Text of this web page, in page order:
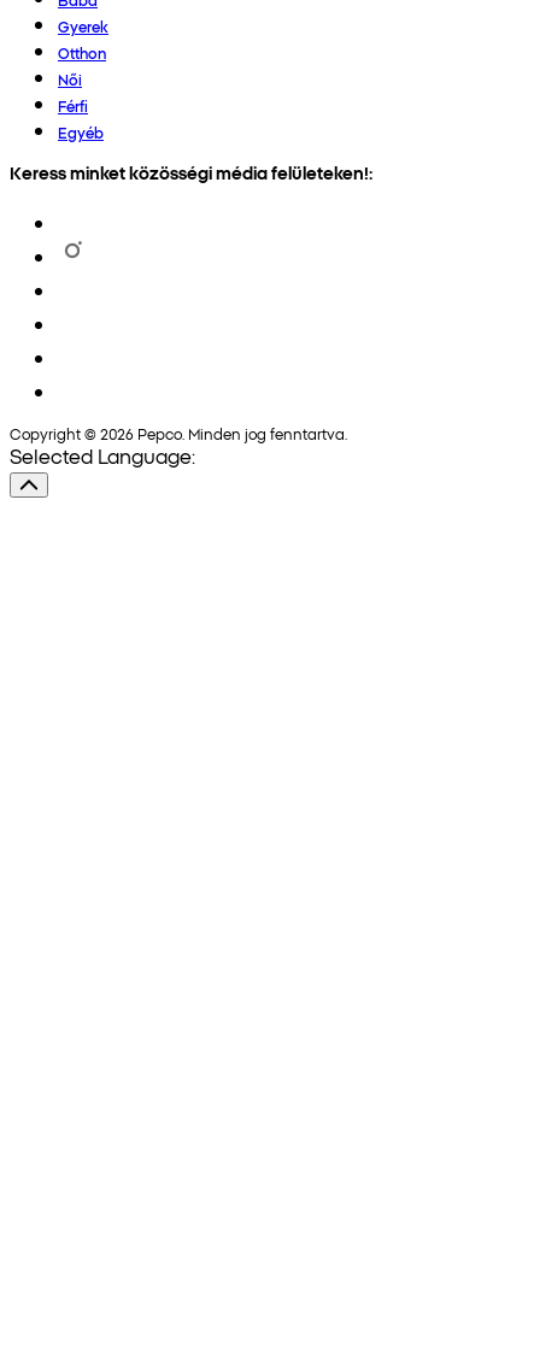
Gyerek
Otthon
Női
Férfi
Egyéb
Keress minket közösségi média felületeken!:
Copyright © 2026 Pepco. Minden jog fenntartva.
Selected Language: